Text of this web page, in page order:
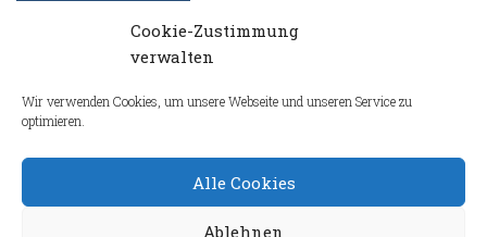
Cookie-Zustimmung
verwalten
Wir verwenden Cookies, um unsere Webseite und unseren Service zu
optimieren.
Alle Cookies
Ablehnen